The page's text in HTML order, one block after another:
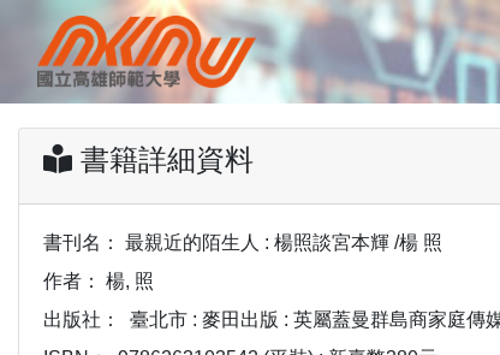
書籍詳細資料
書刊名：
最親近的陌生人 : 楊照談宮本輝 /楊 照
作者：
楊, 照
出版社：
臺北市 : 麥田出版 : 英屬蓋曼群島商家庭傳